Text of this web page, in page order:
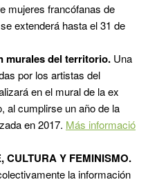
mujeres francófanas de
extenderá hasta el 31 de
murales del territorio. Una
por los artistas del
en el mural de la ex
al cumplirse un año de la
en 2017. Más informació
CULTURA Y FEMINISMO.
la información